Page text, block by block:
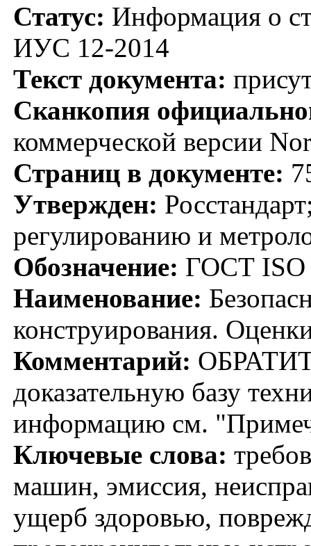
Статус: Информация о
ИУС 12-2014
Текст документа:
Сканкопия
коммерческой версии
Страниц в документе:
Утвержден:
регулированию и
Обозначение: ГОСТ ISO
Наименование:
конструирования.
Комментарий:
доказательную базу
информацию см.
Ключевые слова:
машин, эмиссия,
ущерб здоровью,